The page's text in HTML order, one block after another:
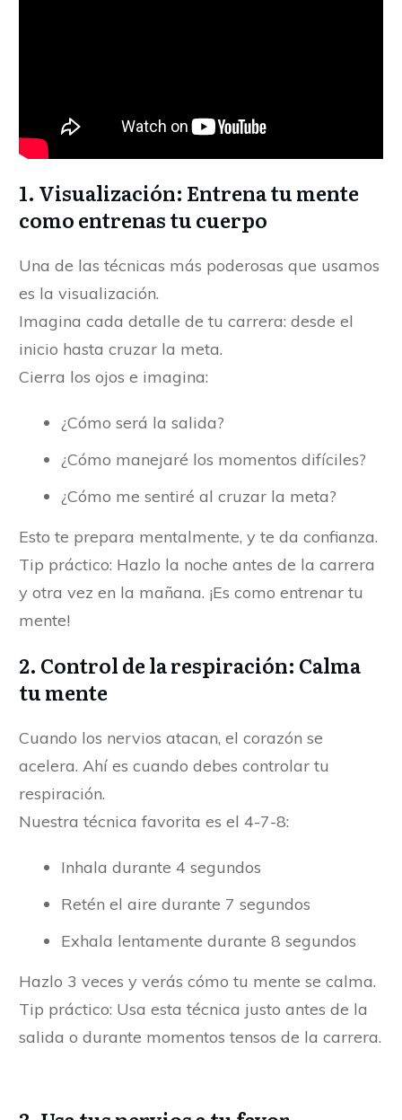
1. Visualización: Entrena tu mente
como entrenas tu cuerpo
Una de las técnicas más poderosas que usamos
es la visualización.
Imagina cada detalle de tu carrera: desde el
inicio hasta cruzar la meta.
Cierra los ojos e imagina:
¿Cómo será la salida?
¿Cómo manejaré los momentos difíciles?
¿Cómo me sentiré al cruzar la meta?
Esto te prepara mentalmente, y te da confianza.
Tip práctico: Hazlo la noche antes de la carrera
y otra vez en la mañana. ¡Es como entrenar tu
mente!
2. Control de la respiración: Calma
tu mente
Cuando los nervios atacan, el corazón se
acelera. Ahí es cuando debes controlar tu
respiración.
Nuestra técnica favorita es el 4-7-8:
Inhala durante 4 segundos
Retén el aire durante 7 segundos
Exhala lentamente durante 8 segundos
Hazlo 3 veces y verás cómo tu mente se calma.
Tip práctico: Usa esta técnica justo antes de la
salida o durante momentos tensos de la carrera.